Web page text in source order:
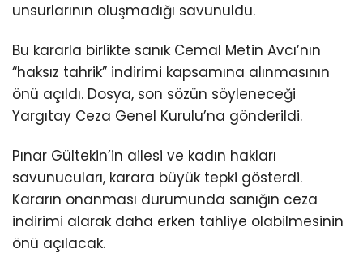
unsurlarının oluşmadığı savunuldu.
Bu kararla birlikte sanık Cemal Metin Avcı’nın
“haksız tahrik” indirimi kapsamına alınmasının
önü açıldı. Dosya, son sözün söyleneceği
Yargıtay Ceza Genel Kurulu’na gönderildi.
Pınar Gültekin’in ailesi ve kadın hakları
savunucuları, karara büyük tepki gösterdi.
Kararın onanması durumunda sanığın ceza
indirimi alarak daha erken tahliye olabilmesinin
önü açılacak.